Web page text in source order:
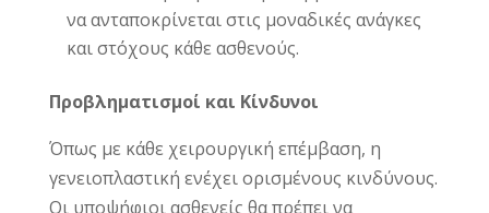
να ανταποκρίνεται στις μοναδικές ανάγκες
και στόχους κάθε ασθενούς.
Προβληματισμοί και Κίνδυνοι
Όπως με κάθε χειρουργική επέμβαση, η
γενειοπλαστική ενέχει ορισμένους κινδύνους.
Οι υποψήφιοι ασθενείς θα πρέπει να